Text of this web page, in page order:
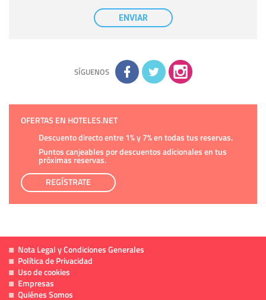
con carácter general, sólo el personal de
nuestra entidad que esté debidamente autorizado podrá
tener conocimiento de la información que le pedimos. No se
comunicarán datos a terceros.
adicional y detallada sobre cómo tratamos sus datos en la
política de privacidad
ENVIAR
SÍGUENOS
OFERTAS EN HOTELES.NET
Descuento directo entre 1% y 7% en todas tus reservas.
Puntos canjeables por descuentos adicionales en tus
próximas reservas.
REGÍSTRATE
Nota Legal y Condiciones Generales
Política de Privacidad
Uso de cookies
Empresas
Quiénes Somos